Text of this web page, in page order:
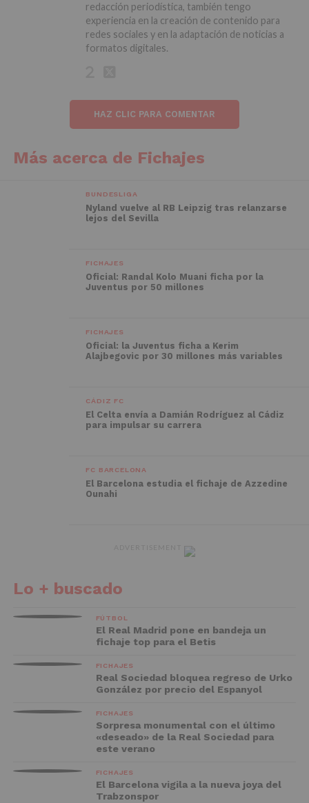
redacción periodística, también tengo
experiencia en la creación de contenido para
redes sociales y en la adaptación de noticias a
formatos digitales.
HAZ CLIC PARA COMENTAR
Más acerca de Fichajes
BUNDESLIGA
Nyland vuelve al RB Leipzig tras relanzarse
lejos del Sevilla
FICHAJES
Oficial: Randal Kolo Muani ficha por la
Juventus por 50 millones
FICHAJES
Oficial: la Juventus ficha a Kerim
Alajbegovic por 30 millones más variables
CÁDIZ FC
El Celta envía a Damián Rodríguez al Cádiz
para impulsar su carrera
FC BARCELONA
El Barcelona estudia el fichaje de Azzedine
Ounahi
Lo + buscado
FÚTBOL
El Real Madrid pone en bandeja un
fichaje top para el Betis
FICHAJES
Real Sociedad bloquea regreso de Urko
González por precio del Espanyol
FICHAJES
Sorpresa monumental con el último
«deseado» de la Real Sociedad para
este verano
FICHAJES
El Barcelona vigila a la nueva joya del
Trabzonspor